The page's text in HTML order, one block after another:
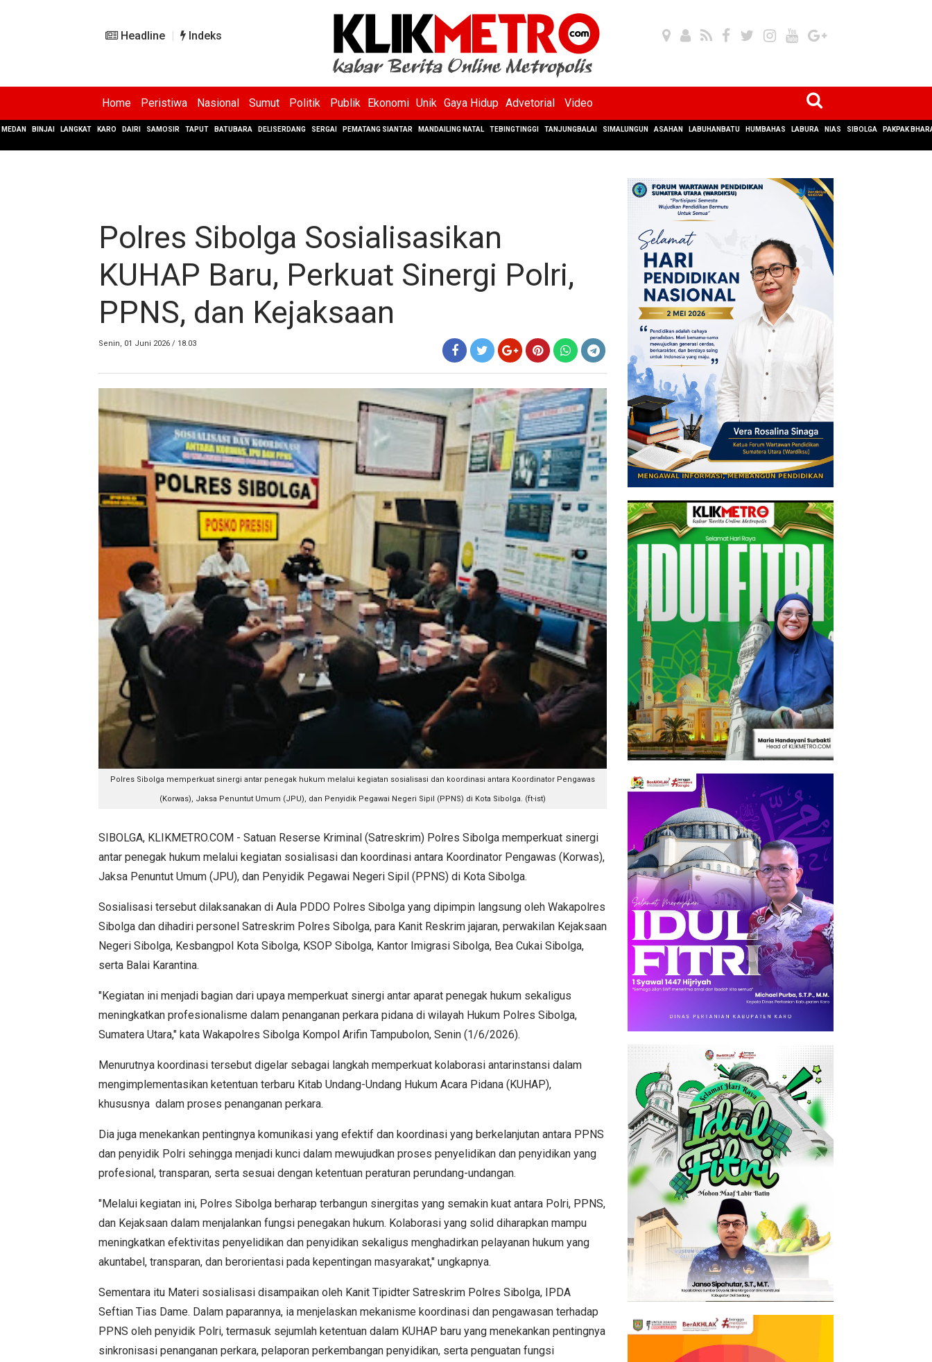
Headline Indeks
Home Peristiwa Nasional Sumut Politik Publik Ekonomi Unik Gaya Hidup Advetorial Video
MEDAN BINJAI LANGKAT KARO DAIRI SAMOSIR TAPUT BATUBARA DELISERDANG SERGAI PEMATANG SIANTAR MANDAILING NATAL TEBINGTINGGI TANJUNGBALAI SIMALUNGUN ASAHAN LABUHANBATU HUMBAHAS LABURA NIAS SIBOLGA PAKPAK
Polres Sibolga Sosialisasikan
KUHAP Baru, Perkuat Sinergi Polri,
PPNS, dan Kejaksaan
Senin, 01 Juni 2026 / 18.03
Polres Sibolga memperkuat sinergi antar penegak hukum melalui kegiatan sosialisasi dan koordinasi antara Koordinator Pengawas
(Korwas), Jaksa Penuntut Umum (JPU), dan Penyidik Pegawai Negeri Sipil (PPNS) di Kota Sibolga. (ft-ist)
SIBOLGA, KLIKMETRO.COM - Satuan Reserse Kriminal (Satreskrim) Polres Sibolga memperkuat sinergi
antar penegak hukum melalui kegiatan sosialisasi dan koordinasi antara Koordinator Pengawas (Korwas),
Jaksa Penuntut Umum (JPU), dan Penyidik Pegawai Negeri Sipil (PPNS) di Kota Sibolga.
Sosialisasi tersebut dilaksanakan di Aula PDDO Polres Sibolga yang dipimpin langsung oleh Wakapolres
Sibolga dan dihadiri personel Satreskrim Polres Sibolga, para Kanit Reskrim jajaran, perwakilan Kejaksaan
Negeri Sibolga, Kesbangpol Kota Sibolga, KSOP Sibolga, Kantor Imigrasi Sibolga, Bea Cukai Sibolga,
serta Balai Karantina.
"Kegiatan ini menjadi bagian dari upaya memperkuat sinergi antar aparat penegak hukum sekaligus
meningkatkan profesionalisme dalam penanganan perkara pidana di wilayah Hukum Polres Sibolga,
Sumatera Utara," kata Wakapolres Sibolga Kompol Arifin Tampubolon, Senin (1/6/2026).
Menurutnya koordinasi tersebut digelar sebagai langkah memperkuat kolaborasi antarinstansi dalam
mengimplementasikan ketentuan terbaru Kitab Undang-Undang Hukum Acara Pidana (KUHAP),
khususnya dalam proses penanganan perkara.
Dia juga menekankan pentingnya komunikasi yang efektif dan koordinasi yang berkelanjutan antara PPNS
dan penyidik Polri sehingga menjadi kunci dalam mewujudkan proses penyelidikan dan penyidikan yang
profesional, transparan, serta sesuai dengan ketentuan peraturan perundang-undangan.
"Melalui kegiatan ini, Polres Sibolga berharap terbangun sinergitas yang semakin kuat antara Polri, PPNS,
dan Kejaksaan dalam menjalankan fungsi penegakan hukum. Kolaborasi yang solid diharapkan mampu
meningkatkan efektivitas penyelidikan dan penyidikan sekaligus menghadirkan pelayanan hukum yang
akuntabel, transparan, dan berorientasi pada kepentingan masyarakat," ungkapnya.
Sementara itu Materi sosialisasi disampaikan oleh Kanit Tipidter Satreskrim Polres Sibolga, IPDA
Seftian Tias Dame. Dalam paparannya, ia menjelaskan mekanisme koordinasi dan pengawasan terhadap
PPNS oleh penyidik Polri, termasuk sejumlah ketentuan dalam KUHAP baru yang menekankan pentingnya
sinkronisasi penanganan perkara, pelaporan perkembangan penyidikan, serta penguatan fungsi